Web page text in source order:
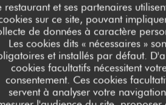
restaurant et ses partenaires
sur ce site, pouvant
de données à caractère
Les cookies dits « nécessaires »
et installés par défaut.
cookies facultatifs nécessitent
consentement. Ces cookies
servent à analyser votre